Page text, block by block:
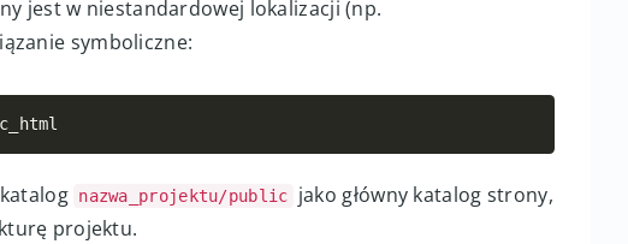
symboliczne
się w katalogu public_html . Jeśli – jak w powyższym
jest w niestandardowej lokalizacji (np.
symboliczne: